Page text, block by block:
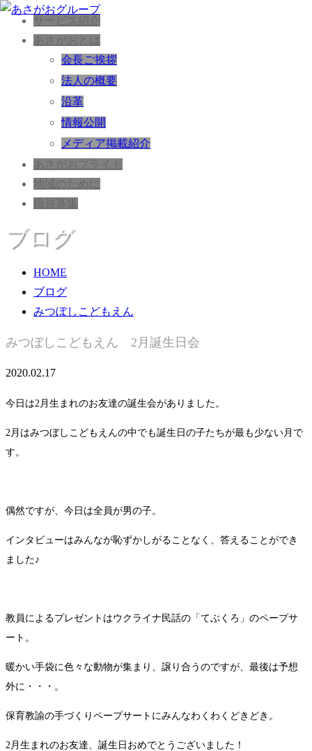
サービス紹介
あさがおとは
会長ご挨拶
法人の概要
沿革
情報公開
メディア掲載紹介
あさがおプライド
地域のために
職員募集
ブログ
HOME
ブログ
みつぼしこどもえん
みつぼしこどもえん 2月誕生日会
2020.02.17
今日は2月生まれのお友達の誕生会がありました。
2月はみつぼしこどもえんの中でも誕生日の子たちが最も少ない月で
す。
偶然ですが、今日は全員が男の子。
インタビューはみんなが恥ずかしがることなく、答えることができ
ました♪
教員によるプレゼントはウクライナ民話の「てぶくろ」のペープサ
ート。
暖かい手袋に色々な動物が集まり、譲り合うのですが、最後は予想
外に・・・。
保育教諭の手づくりペープサートにみんなわくわくどきどき。
2月生まれのお友達、誕生日おめでとうございました！